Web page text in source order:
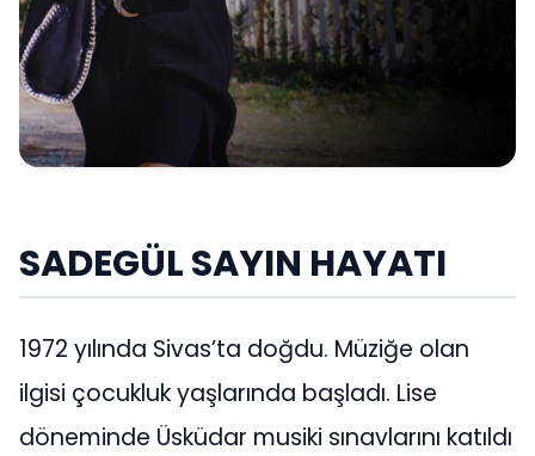
SADEGÜL SAYIN HAYATI
1972 yılında Sivas’ta doğdu. Müziğe olan
ilgisi çocukluk yaşlarında başladı. Lise
döneminde Üsküdar musiki sınavlarını katıldı